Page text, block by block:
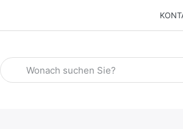
Geben Sie einen Suchbegriff ein.